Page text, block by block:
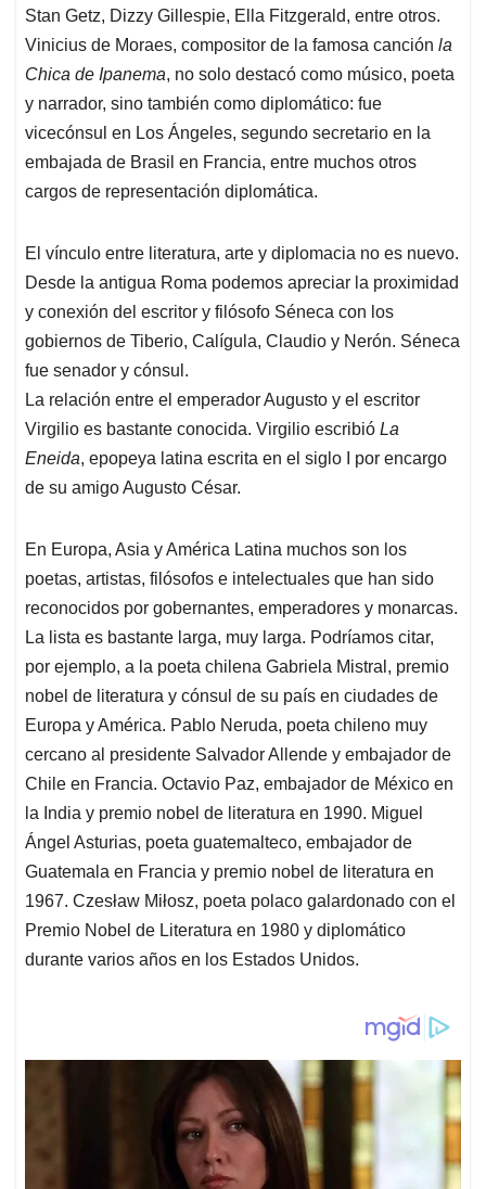
Stan Getz, Dizzy Gillespie, Ella Fitzgerald, entre otros.
Vinicius de Moraes, compositor de la famosa canción la
Chica de Ipanema, no solo destacó como músico, poeta
y narrador, sino también como diplomático: fue
vicecónsul en Los Ángeles, segundo secretario en la
embajada de Brasil en Francia, entre muchos otros
cargos de representación diplomática.
El vínculo entre literatura, arte y diplomacia no es nuevo.
Desde la antigua Roma podemos apreciar la proximidad
y conexión del escritor y filósofo Séneca con los
gobiernos de Tiberio, Calígula, Claudio y Nerón. Séneca
fue senador y cónsul.
La relación entre el emperador Augusto y el escritor
Virgilio es bastante conocida. Virgilio escribió La
Eneida, epopeya latina escrita en el siglo I por encargo
de su amigo Augusto César.
En Europa, Asia y América Latina muchos son los
poetas, artistas, filósofos e intelectuales que han sido
reconocidos por gobernantes, emperadores y monarcas.
La lista es bastante larga, muy larga. Podríamos citar,
por ejemplo, a la poeta chilena Gabriela Mistral, premio
nobel de literatura y cónsul de su país en ciudades de
Europa y América. Pablo Neruda, poeta chileno muy
cercano al presidente Salvador Allende y embajador de
Chile en Francia. Octavio Paz, embajador de México en
la India y premio nobel de literatura en 1990. Miguel
Ángel Asturias, poeta guatemalteco, embajador de
Guatemala en Francia y premio nobel de literatura en
1967. Czesław Miłosz, poeta polaco galardonado con el
Premio Nobel de Literatura en 1980 y diplomático
durante varios años en los Estados Unidos.